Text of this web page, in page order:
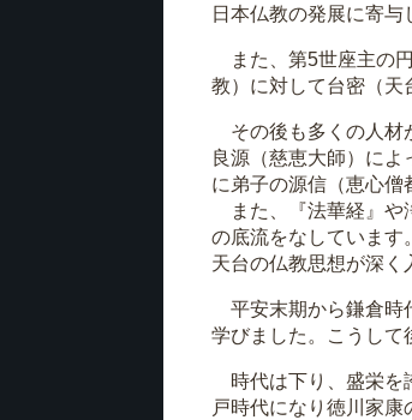
日本仏教の発展に寄与
また、第5世座主の
教）に対して台密（天
その後も多くの人材
良源（慈恵大師）に
に弟子の源信（恵心僧
また、『法華経』や
の底流をなしています
天台の仏教思想が深く
平安末期から鎌倉時
学びました。こうして
時代は下り、盛栄を
戸時代になり徳川家